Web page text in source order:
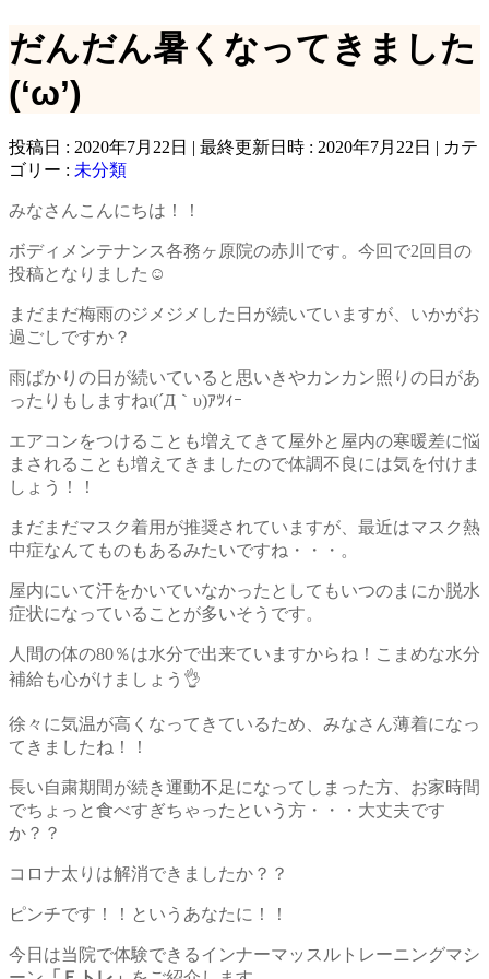
だんだん暑くなってきました
(‘ω’)
投稿日 : 2020年7月22日 最終更新日時 : 2020年7月22日
カテ
ゴリー : 未分類
みなさんこんにちは！！
ボディメンテナンス各務ヶ原院の赤川です。今回で2回目の
投稿となりました☺
まだまだ梅雨のジメジメした日が続いていますが、いかがお
過ごしですか？
雨ばかりの日が続いていると思いきやカンカン照りの日があ
ったりもしますねι(´Д｀υ)ｱﾂｨｰ
エアコンをつけることも増えてきて屋外と屋内の寒暖差に悩
まされることも増えてきましたので体調不良には気を付けま
しょう！！
まだまだマスク着用が推奨されていますが、最近はマスク熱
中症なんてものもあるみたいですね・・・。
屋内にいて汗をかいていなかったとしてもいつのまにか脱水
症状になっていることが多いそうです。
人間の体の80％は水分で出来ていますからね！こまめな水分
補給も心がけましょう👌
徐々に気温が高くなってきているため、みなさん薄着になっ
てきましたね！！
長い自粛期間が続き運動不足になってしまった方、お家時間
でちょっと食べすぎちゃったという方・・・大丈夫です
か？？
コロナ太りは解消できましたか？？
ピンチです！！というあなたに！！
今日は当院で体験できるインナーマッスルトレーニングマシ